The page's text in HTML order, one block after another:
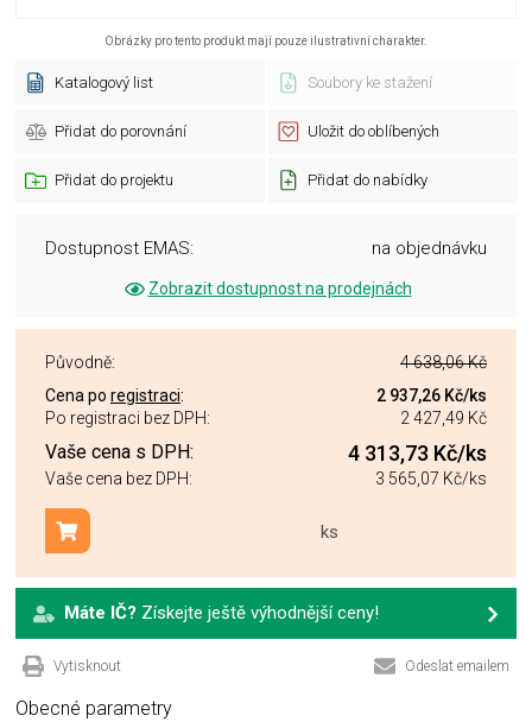
Obrázky pro tento produkt mají pouze ilustrativní charakter.
Katalogový list Soubory ke stažení
Přidat do porovnání Uložit do oblíbených
Přidat do projektu Přidat do nabídky
Dostupnost EMAS: na objednávku
Zobrazit dostupnost na prodejnách
Původně:
4 638,06 Kč
Cena po registraci: 2 937,26 Kč/ks
Po registraci bez DPH:
2 427,49 Kč
Vaše cena s DPH: 4 313,73 Kč/ks
Vaše cena bez DPH: 3 565,07 Kč/ks
ks
Přidat do košíku
Máte IČ? Získejte ještě výhodnější ceny!
Vytisknout Odeslat emailem
Obecné parametry